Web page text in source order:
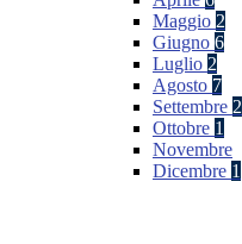
Maggio 2
Giugno 6
Luglio 2
Agosto 7
Settembre 2
Ottobre 1
Novembre
Dicembre 1